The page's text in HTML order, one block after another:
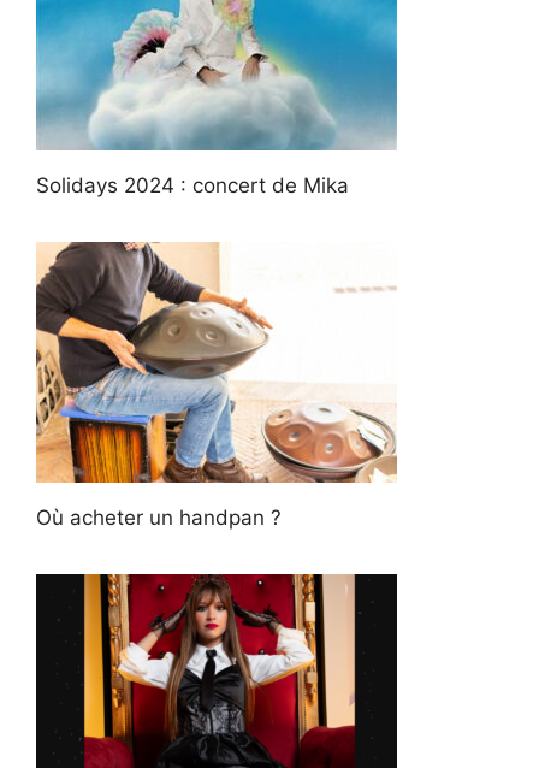
Solidays 2024 : concert de Mika
Où acheter un handpan ?